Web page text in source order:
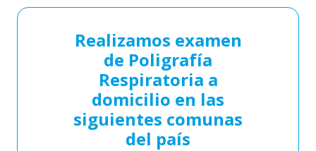
Realizamos examen
de Poligrafía
Respiratoria a
domicilio en las
siguientes comunas
del país